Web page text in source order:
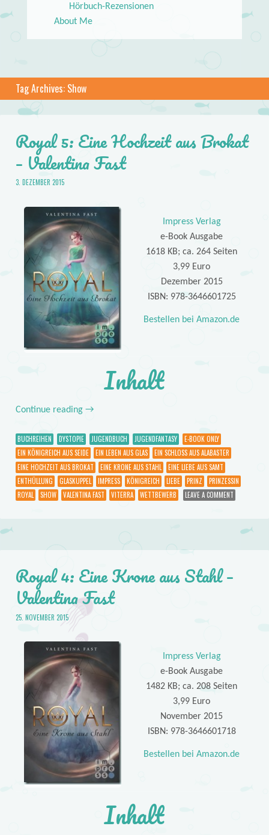
Hörbuch-Rezensionen
About Me
Tag Archives: Show
Royal 5: Eine Hochzeit aus Brokat
– Valentina Fast
3. DEZEMBER 2015
Impress Verlag
e-Book Ausgabe
1618 KB; ca. 264 Seiten
3,99 Euro
Dezember 2015
ISBN: 978-3646601725
Bestellen bei Amazon.de
Inhalt
Continue reading →
BUCHREIHEN DYSTOPIE JUGENDBUCH JUGENDFANTASY
E-BOOK ONLY
EIN KÖNIGREICH AUS SEIDE
EIN LEBEN AUS GLAS
EIN SCHLOSS AUS ALABASTER
EINE HOCHZEIT AUS BROKAT
EINE KRONE AUS STAHL
EINE LIEBE AUS SAMT
ENTHÜLLUNG
GLASKUPPEL IMPRESS KÖNIGREICH LIEBE PRINZ
PRINZESSIN
ROYAL
SHOW VALENTINA FAST VITERRA WETTBEWERB LEAVE A COMMENT
Royal 4: Eine Krone aus Stahl –
Valentina Fast
25. NOVEMBER 2015
Impress Verlag
e-Book Ausgabe
1482 KB; ca. 208 Seiten
3,99 Euro
November 2015
ISBN: 978-3646601718
Bestellen bei Amazon.de
Inhalt